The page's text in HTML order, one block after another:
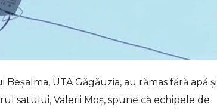
UTA Găgăuzia, au rămas fără apă și
satului, Valerii Moș, spune că echipele de